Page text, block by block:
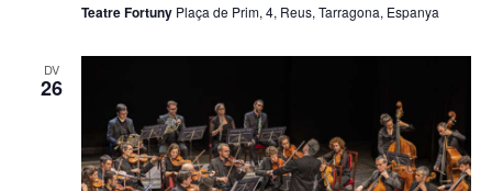
Teatre Fortuny Plaça de Prim, 4, Reus, Tarragona, Espanya
DV
26